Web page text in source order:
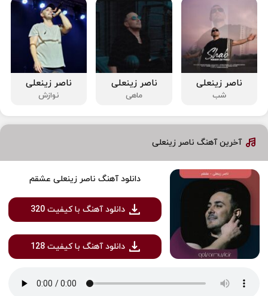
ناصر زینعلی
شب
ناصر زینعلی
ماهی
ناصر زینعلی
نوازش
آخرین آهنگ ناصر زینعلی
دانلود آهنگ ناصر زینعلی عشقم
دانلود آهنگ با کیفیت 320
دانلود آهنگ با کیفیت 128